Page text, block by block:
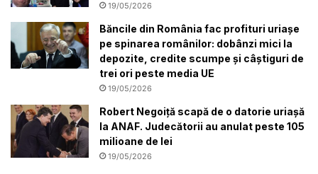
19/05/2026
Băncile din România fac profituri uriașe
pe spinarea românilor: dobânzi mici la
depozite, credite scumpe și câștiguri de
trei ori peste media UE
19/05/2026
Robert Negoiță scapă de o datorie uriașă
la ANAF. Judecătorii au anulat peste 105
milioane de lei
19/05/2026